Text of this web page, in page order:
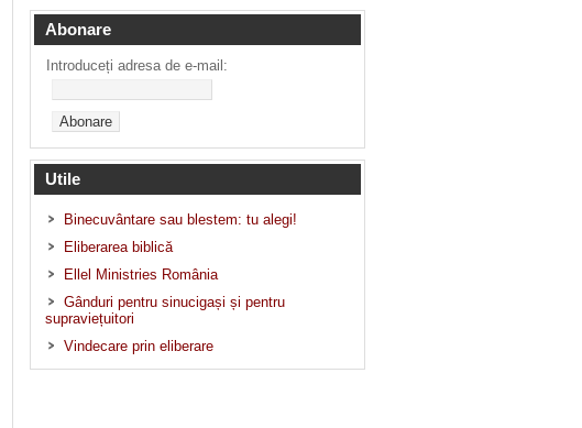
Abonare
Introduceți adresa de e-mail:
Utile
Binecuvântare sau blestem: tu alegi!
Eliberarea biblică
Ellel Ministries România
Gânduri pentru sinucigași și pentru
supraviețuitori
Vindecare prin eliberare